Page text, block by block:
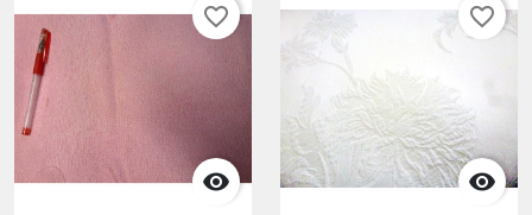

favorite_border

favorite_border